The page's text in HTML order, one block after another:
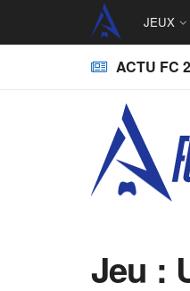
JEUX
ACTU FC
Jeu :